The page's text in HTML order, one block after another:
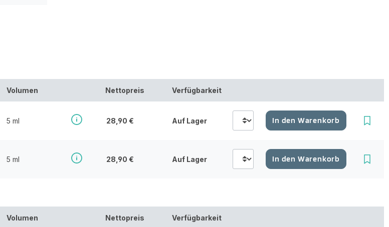
Volumen Nettopreis Verfügbarkeit
5 ml 28,90 € Auf Lager In den Warenkorb
5 ml 28,90 € Auf Lager In den Warenkorb
Volumen Nettopreis Verfügbarkeit